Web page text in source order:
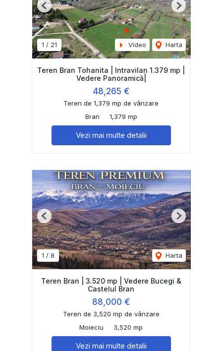
1 / 21 Video Harta
Previous Next
Teren Bran Tohanita | Intravilan 1.379 mp |
Vedere Panoramică|
48,265 €
Teren de 1,379 mp de vânzare
Bran
1,379 mp
Vezi mai multe detalii
1 / 8 Harta
Previous Next
Teren Bran | 3.520 mp | Vedere Bucegi &
Castelul Bran
88,000 €
Teren de 3,520 mp de vânzare
Moieciu
3,520 mp
Vezi mai multe detalii